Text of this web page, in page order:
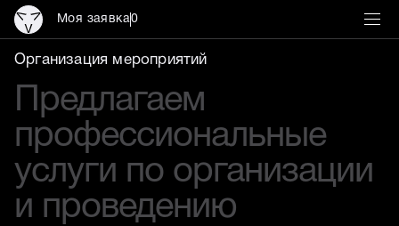
Моя заявка0
Организация
Организация мероприятий
Предлагаем
профессиональные
услуги по организации
и проведению